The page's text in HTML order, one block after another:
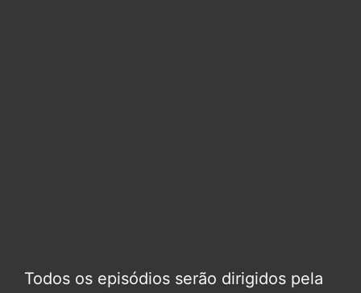
Todos os episódios serão dirigidos pela